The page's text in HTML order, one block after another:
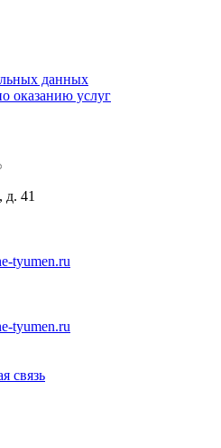
данных
оказанию услуг
41
tyumen.ru
tyumen.ru
связь